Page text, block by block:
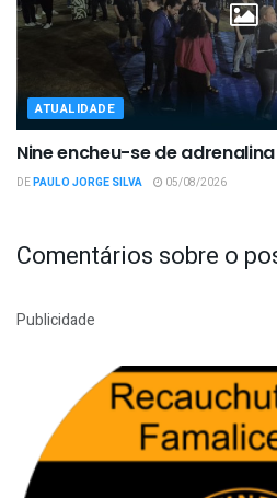
ATUALIDADE
Nine encheu-se de adrenalina
DEPAULO JORGE SILVA 05/08/2026
Comentários sobre o
Publicidade